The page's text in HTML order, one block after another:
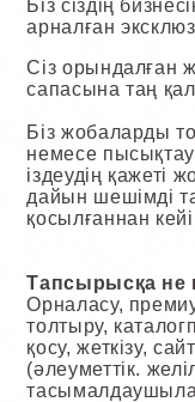
Біз сіздің
арналған
Сіз орындалған
сапасына таң
Біз жобаларды
немесе
іздеудің қажеті
дайын шешімді
қосылғаннан
Тапсырысқа не
Орналасу,
толтыру,
қосу, жеткізу,
(әлеуметтік.